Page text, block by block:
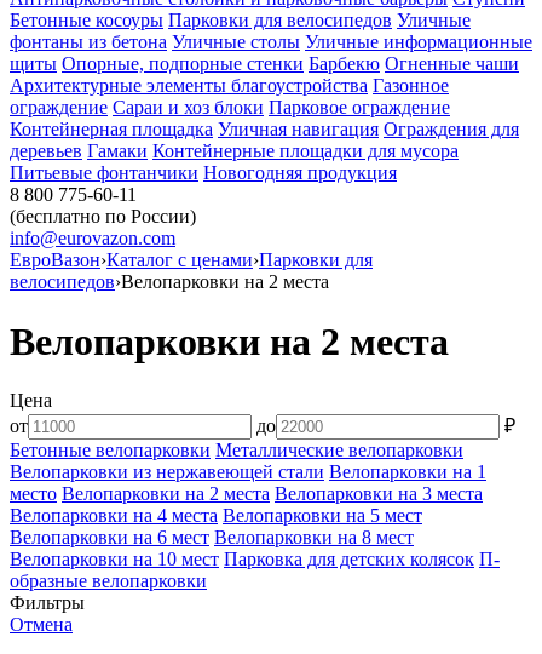
Бетонные косоуры Парковки для велосипедов Уличные
фонтаны из бетона Уличные столы Уличные информационные
щиты Опорные, подпорные стенки Барбекю Огненные чаши
Архитектурные элементы благоустройства Газонное
ограждение Сараи и хоз блоки Парковое ограждение
Контейнерная площадка Уличная навигация Ограждения для
деревьев Гамаки Контейнерные площадки для мусора
Питьевые фонтанчики Новогодняя продукция
8 800 775-60-11
(бесплатно по России)
info@eurovazon.com
ЕвроВазон›Каталог с ценами›Парковки для
велосипедов›Велопарковки на 2 места
Велопарковки на 2 места
Цена
от
до
₽
Бетонные велопарковки Металлические велопарковки
Велопарковки из нержавеющей стали Велопарковки на 1
место Велопарковки на 2 места Велопарковки на 3 места
Велопарковки на 4 места Велопарковки на 5 мест
Велопарковки на 6 мест Велопарковки на 8 мест
Велопарковки на 10 мест Парковка для детских колясок П-
образные велопарковки
Фильтры
Отмена